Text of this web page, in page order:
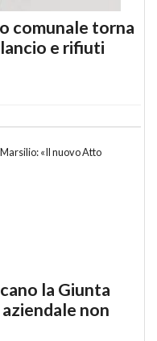
comunale torna
e rifiuti
la Giunta
non